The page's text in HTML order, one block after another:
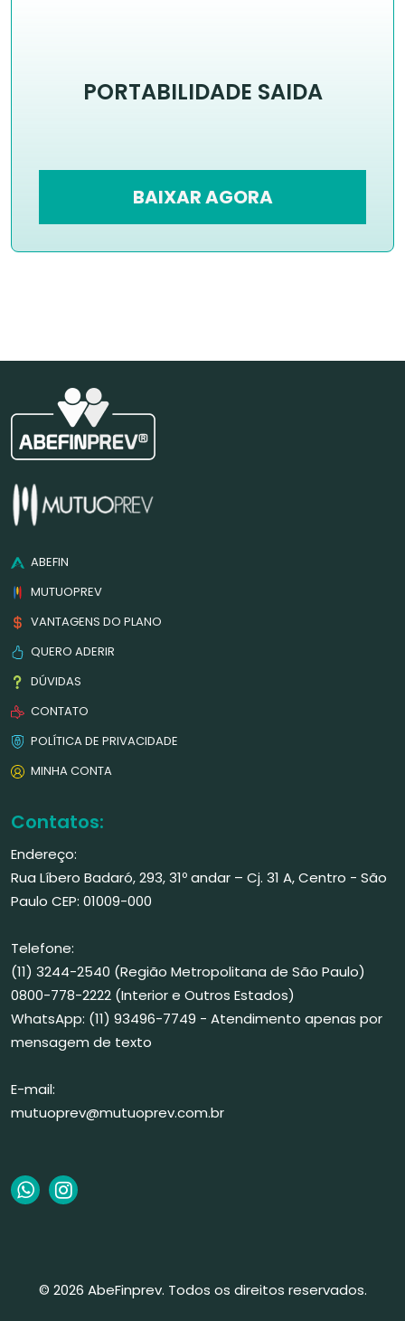
PORTABILIDADE SAIDA
BAIXAR AGORA
ABEFIN
MUTUOPREV
VANTAGENS DO PLANO
QUERO ADERIR
DÚVIDAS
CONTATO
POLÍTICA DE PRIVACIDADE
MINHA CONTA
Contatos:
Endereço:
Rua Líbero Badaró, 293, 31º andar – Cj. 31 A, Centro - São
Paulo CEP: 01009-000
Telefone:
(11) 3244-2540 (Região Metropolitana de São Paulo)
0800-778-2222 (Interior e Outros Estados)
WhatsApp: (11) 93496-7749 - Atendimento apenas por
mensagem de texto
E-mail:
mutuoprev@mutuoprev.com.br
© 2026 AbeFinprev. Todos os direitos reservados.